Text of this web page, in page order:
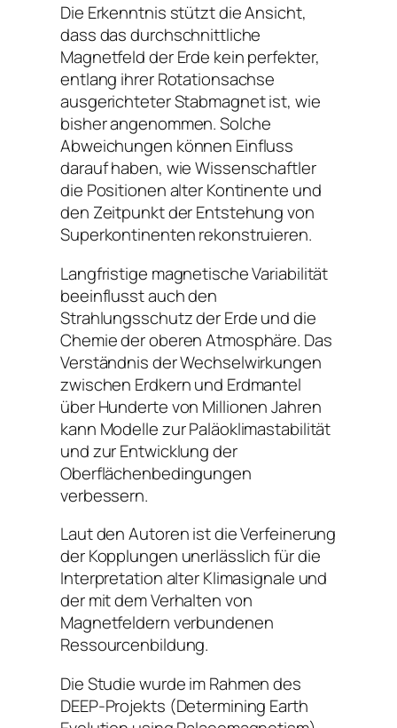
Die Erkenntnis stützt die Ansicht,
dass das durchschnittliche
Magnetfeld der Erde kein perfekter,
entlang ihrer Rotationsachse
ausgerichteter Stabmagnet ist, wie
bisher angenommen. Solche
Abweichungen können Einfluss
darauf haben, wie Wissenschaftler
die Positionen alter Kontinente und
den Zeitpunkt der Entstehung von
Superkontinenten rekonstruieren.
Langfristige magnetische Variabilität
beeinflusst auch den
Strahlungsschutz der Erde und die
Chemie der oberen Atmosphäre. Das
Verständnis der Wechselwirkungen
zwischen Erdkern und Erdmantel
über Hunderte von Millionen Jahren
kann Modelle zur Paläoklimastabilität
und zur Entwicklung der
Oberflächenbedingungen
verbessern.
Laut den Autoren ist die Verfeinerung
der Kopplungen unerlässlich für die
Interpretation alter Klimasignale und
der mit dem Verhalten von
Magnetfeldern verbundenen
Ressourcenbildung.
Die Studie wurde im Rahmen des
DEEP-Projekts (Determining Earth